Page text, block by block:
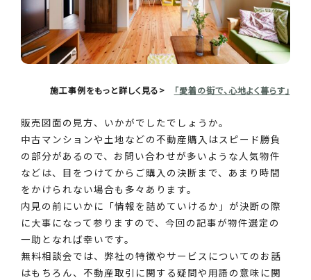
施工事例をもっと詳しく見る> 「愛着の街で、心地よく暮らす」
販売図面の見方、いかがでしたでしょうか。
中古マンションや土地などの不動産購入はスピード勝負
の部分があるので、お問い合わせが多いような人気物件
などは、目をつけてからご購入の決断まで、あまり時間
をかけられない場合も多々あります。
内見の前にいかに「情報を詰めていけるか」が決断の際
に大事になって参りますので、今回の記事が物件選定の
一助となれば幸いです。
無料相談会では、弊社の特徴やサービスについてのお話
はもちろん、不動産取引に関する疑問や用語の意味に関